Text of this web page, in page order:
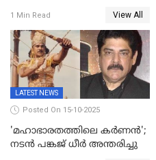
1 Min Read View All
LATEST NEWS
Posted On 15-10-2025
'മഹാഭാരതത്തിലെ കർണന്‍';
നടൻ പങ്കജ് ധീർ അന്തരിച്ചു